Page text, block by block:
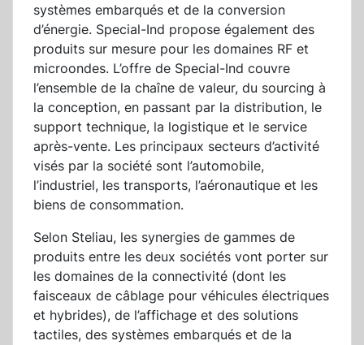
systèmes embarqués et de la conversion
d’énergie. Special-Ind propose également des
produits sur mesure pour les domaines RF et
microondes. L’offre de Special-Ind couvre
l’ensemble de la chaîne de valeur, du sourcing à
la conception, en passant par la distribution, le
support technique, la logistique et le service
après-vente. Les principaux secteurs d’activité
visés par la société sont l’automobile,
l’industriel, les transports, l’aéronautique et les
biens de consommation.
Selon Steliau, les synergies de gammes de
produits entre les deux sociétés vont porter sur
les domaines de la connectivité (dont les
faisceaux de câblage pour véhicules électriques
et hybrides), de l’affichage et des solutions
tactiles, des systèmes embarqués et de la